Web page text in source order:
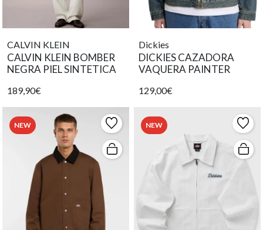
CALVIN KLEIN
CALVIN KLEIN BOMBER
NEGRA PIEL SINTETICA
189,90€
Dickies
DICKIES CAZADORA
VAQUERA PAINTER
129,00€
NEW NEW